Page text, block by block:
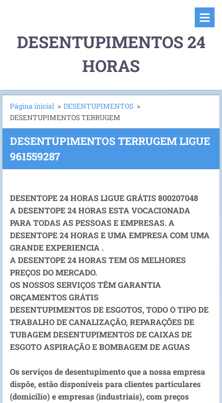
DESENTUPIMENTOS 24
HORAS
Página inicial > DESENTUPIMENTOS >
DESENTUPIMENTOS TERRUGEM
DESENTUPIMENTOS TERRUGEM LIGUE
961559287
DESENTOPE 24 HORAS LIGUE GRÁTIS 800207048
A DESENTOPE 24 HORAS ESTA VOCACIONADA
PARA TODAS AS PESSOAS E EMPRESAS. A
DESENTOPE 24 HORAS E UMA EMPRESA COM UMA
GRANDE EXPERIENCIA .
A DESENTOPE 24 HORAS TEM OS MELHORES
PREÇOS DO MERCADO.
OS NOSSOS SERVIÇOS TÊM GARANTIA
ORÇAMENTOS GRÁTIS
DESENTUPIMENTOS DE ESGOTOS, TODO O TIPO DE
TRABALHO DE CANALIZAÇÃO, REPARAÇÕES DE
TUBAGEM DESENTUPIMENTOS DE CAIXAS DE
ESGOTO ASPIRAÇÃO E BOMBAGEM DE AGUAS
Os serviços de desentupimento que a nossa empresa
dispõe, estão disponíveis para clientes particulares
(domicilio) e empresas (industriais), com preços